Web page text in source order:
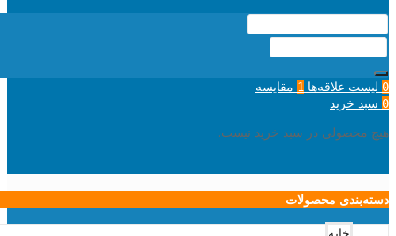
0 لیست علاقه‌ها 1 مقایسه
0 سبد خرید
هیچ محصولی در سبد خرید نیست.
دسته‌بندی محصولات